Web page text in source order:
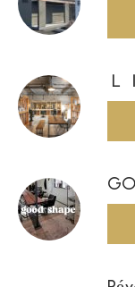
Ｌ